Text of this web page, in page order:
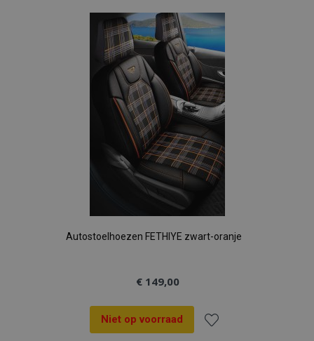
aan
verlanglijst
Autostoelhoezen FETHIYE zwart-oranje
€ 149,00
Niet op voorraad